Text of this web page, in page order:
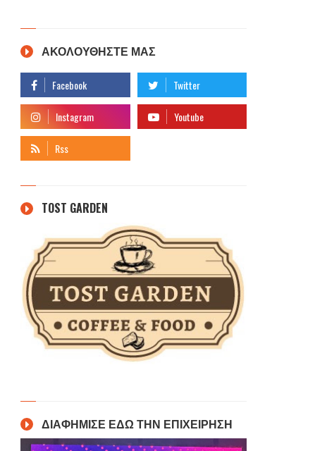
ΑΚΟΛΟΥΘΗΣΤΕ ΜΑΣ
TOST GARDEN
ΔΙΑΦΗΜΙΣΕ ΕΔΩ ΤΗΝ ΕΠΙΧΕΙΡΗΣΗ